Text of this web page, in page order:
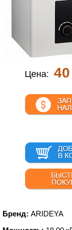
Цена:
Бренд: ARIDEYA